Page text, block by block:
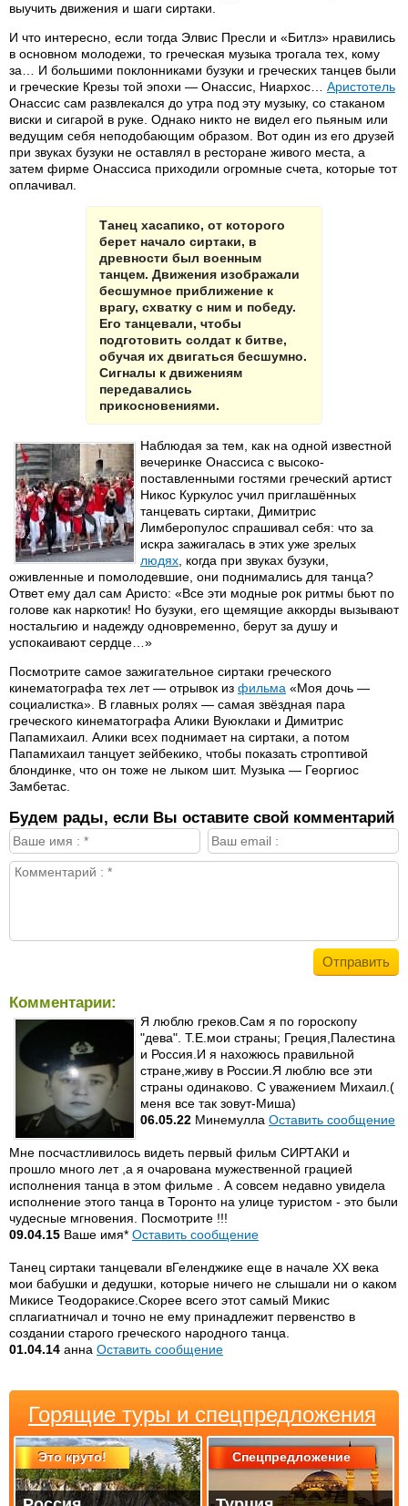
выучить движения и шаги сиртаки.
И что интересно, если тогда Элвис Пресли и «Битлз» нравились
в основном молодежи, то греческая музыка трогала тех, кому
за… И большими поклонниками бузуки и греческих танцев были
и греческие Крезы той эпохи — Онассис, Ниархос… Аристотель
Онассис сам развлекался до утра под эту музыку, со стаканом
виски и сигарой в руке. Однако никто не видел его пьяным или
ведущим себя неподобающим образом. Вот один из его друзей
при звуках бузуки не оставлял в ресторане живого места, а
затем фирме Онассиса приходили огромные счета, которые тот
оплачивал.
Танец хасапико, от которого
берет начало сиртаки, в
древности был военным
танцем. Движения изображали
бесшумное приближение к
врагу, схватку с ним и победу.
Его танцевали, чтобы
подготовить солдат к битве,
обучая их двигаться бесшумно.
Сигналы к движениям
передавались
прикосновениями.
Наблюдая за тем, как на одной известной
вечеринке Онассиса с высоко-
поставленными гостями греческий артист
Никос Куркулос учил приглашённых
танцевать сиртаки, Димитрис
Лимберопулос спрашивал себя: что за
искра зажигалась в этих уже зрелых
людях , когда при звуках бузуки,
оживленные и помолодевшие, они поднимались для танца?
Ответ ему дал сам Аристо: «Все эти модные рок ритмы бьют по
голове как наркотик! Но бузуки, его щемящие аккорды вызывают
ностальгию и надежду одновременно, берут за душу и
успокаивают сердце…»
Посмотрите самое зажигательное сиртаки греческого
кинематографа тех лет — отрывок из фильма «Моя дочь —
социалистка». В главных ролях — самая звёздная пара
греческого кинематографа Алики Вуюклаки и Димитрис
Папамихаил. Алики всех поднимает на сиртаки, а потом
Папамихаил танцует зейбекико, чтобы показать строптивой
блондинке, что он тоже не лыком шит. Музыка — Георгиос
Замбетас.
Будем рады, если Вы оставите свой комментарий
Комментарии:
Я люблю греков.Сам я по гороскопу
"дева". Т.Е.мои страны; Греция,Палестина
и Россия.И я нахожюсь правильной
стране,живу в России.Я люблю все эти
страны одинаково. С уважением Михаил.(
меня все так зовут-Миша)
06.05.22 Минемулла Оставить сообщение
Мне посчастливилось видеть первый фильм СИРТАКИ и
прошло много лет ,а я очарована мужественной грацией
исполнения танца в этом фильме . А совсем недавно увидела
исполнение этого танца в Торонто на улице туристом - это были
чудесные мгновения. Посмотрите !!!
09.04.15 Ваше имя* Оставить сообщение
Танец сиртаки танцевали вГеленджике еще в начале ХХ века
мои бабушки и дедушки, которые ничего не слышали ни о каком
Микисе Теодоракисе.Скорее всего этот самый Микис
сплагиатничал и точно не ему принадлежит первенство в
создании старого греческого народного танца.
01.04.14 анна Оставить сообщение
Горящие туры и спецпредложения
Это круто! Спецпредложение